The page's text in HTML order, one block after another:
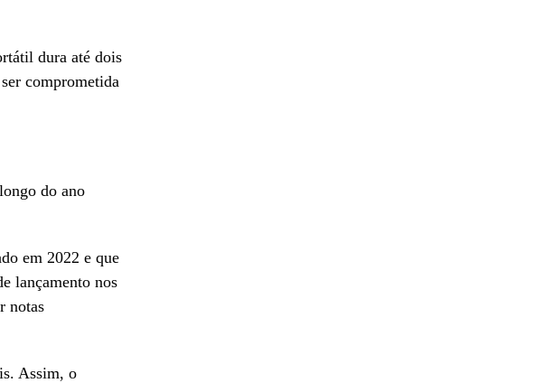
dura até dois
comprometida
do ano
em 2022 e que
lançamento nos
notas
Assim, o